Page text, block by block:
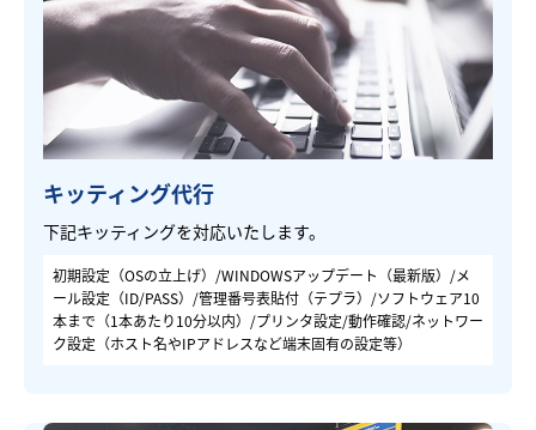
キッティング代行
下記キッティングを対応いたします。
初期設定（OSの立上げ）/WINDOWSアップデート（最新版）/メ
ール設定（ID/PASS）/管理番号表貼付（テプラ）/ソフトウェア10
本まで（1本あたり10分以内）/プリンタ設定/動作確認/ネットワー
ク設定（ホスト名やIPアドレスなど端末固有の設定等）